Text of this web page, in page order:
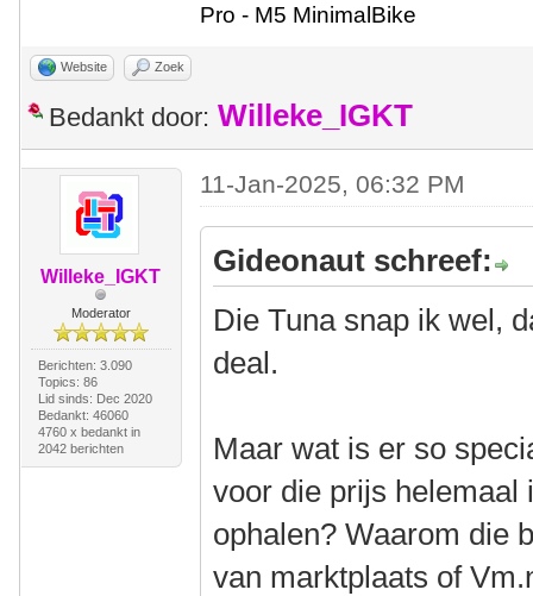
Pro - M5 MinimalBike
Website Zoek
Bedankt door: Willeke_IGKT
Willeke_IGKT
Moderator
Berichten: 3.090
Topics: 86
Lid sinds: Dec 2020
Bedankt: 46060
4760 x bedankt in
2042 berichten
11-Jan-2025, 06:32 PM
Gideonaut schreef:
Die Tuna snap ik wel,
deal.
Maar wat is er so
voor die prijs helemaal
ophalen? Waarom die
van marktplaats of